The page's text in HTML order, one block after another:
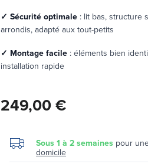
✓ Sécurité optimale : lit bas, structure
arrondis, adapté aux tout-petits
✓ Montage facile : éléments bien
installation rapide
249,00 €
Sous 1 à 2 semaines pour
domicile